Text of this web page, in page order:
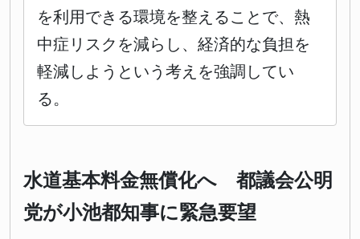
を利用できる環境を整えることで、熱
中症リスクを減らし、経済的な負担を
軽減しようという考えを強調してい
る。
水道基本料金無償化へ 都議会公明
党が小池都知事に緊急要望